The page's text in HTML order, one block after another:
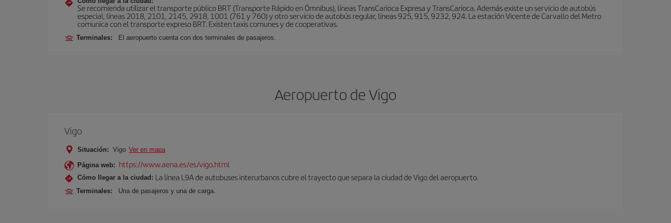
Se recomienda utilizar el transporte público BRT (Transporte Rápido en Ómnibus), líneas TransCarioca Expresa y TransCarioca. Además existe un servicio de autobús
especial, líneas 2018, 2101, 2145, 2918, 1001 (761 y 760) y otro servicio de autobús regular, líneas 925, 915, 9232, 924. La estación Vicente de Carvallo del Metro
comunica con el transporte expreso BRT. Existen taxis comunes y de cooperativas.
Terminales: El aeropuerto cuenta con dos terminales de pasajeros.
Aeropuerto de Vigo
Vigo
Situación: Vigo Ver en mapa
Página web: https://www.aena.es/es/vigo.html
Cómo llegar a la ciudad: La línea L9A de autobuses interurbanos cubre el trayecto que separa la ciudad de Vigo del aeropuerto.
Terminales: Una de pasajeros y una de carga.